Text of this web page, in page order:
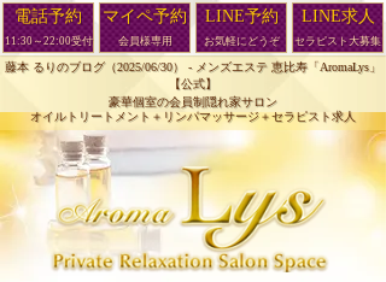
藤本 るりのブログ（2025/06/30） - メンズエステ 恵比寿「AromaLys」
【公式】
豪華個室の会員制隠れ家サロン
オイルトリートメント＋リンパマッサージ＋セラピスト求人
電話予約
11:30～22:00受付
マイペ予約
会員様専用
LINE予約
お気軽にどうぞ
LINE求人
セラピスト大募集